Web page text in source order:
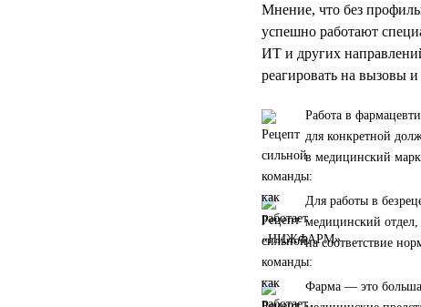
Мнение, что без
успешно работают
ИТ и других
реагировать на вызовы
Работа в
для конкретной
в медицинский
Для работы в
медицинский
на соответствие
Фарма — это